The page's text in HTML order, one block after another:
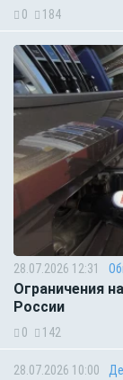
0 184
28.07.2026 12:31
Ограничения
России
0 142
28.07.2026 10:00